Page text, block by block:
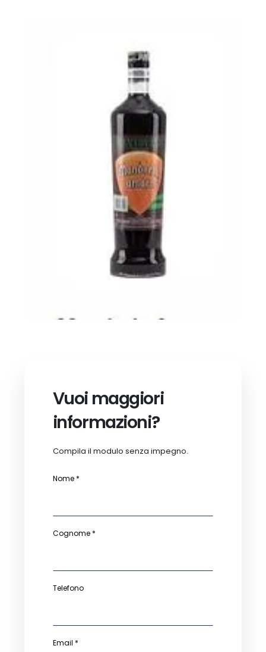
Vuoi maggiori
informazioni?
Compila il modulo senza impegno.
Nome *
Cognome *
Telefono
Email *